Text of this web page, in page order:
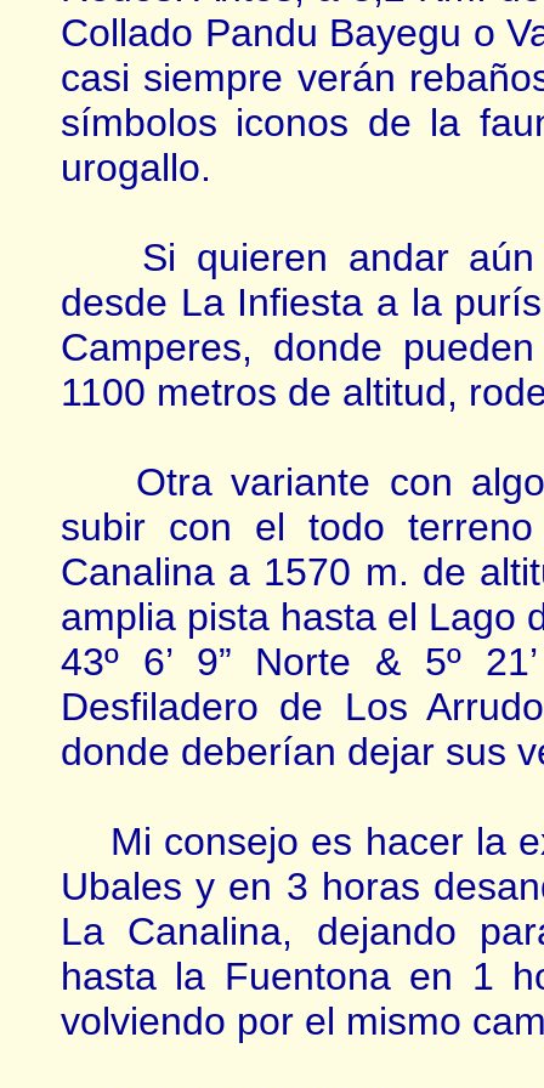
Collado Pandu Bayegu o
casi siempre verán
símbolos iconos de la
urogallo.
Si quieren andar aún
desde La Infiesta a la
Camperes, donde
1100 metros de altitud,
Otra variante con algo
subir con el todo
Canalina a 1570 m. de
amplia pista hasta el Lago
43º 6’ 9” Norte & 5º
Desfiladero de Los
donde deberían dejar sus
Mi consejo es hacer la
Ubales y en 3 horas
La Canalina, dejando
hasta la Fuentona en 1
volviendo por el mismo